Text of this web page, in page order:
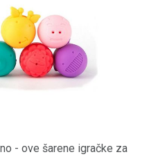
- ove šarene igračke za